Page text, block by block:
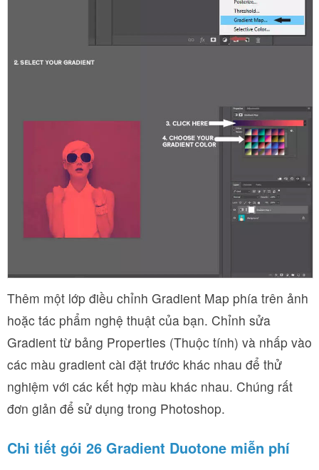
Thêm một lớp điều chỉnh Gradient Map phía trên ảnh
hoặc tác phẩm nghệ thuật của bạn. Chỉnh sửa
Gradient từ bảng Properties (Thuộc tính) và nhấp vào
các màu gradient cài đặt trước khác nhau để thử
nghiệm với các kết hợp màu khác nhau. Chúng rất
đơn giản để sử dụng trong Photoshop.
Chi tiết gói 26 Gradient Duotone miễn phí